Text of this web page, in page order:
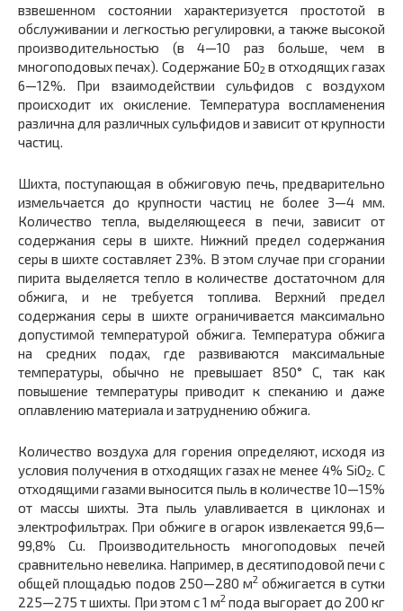
взвешенном состоянии характеризуется простотой в
обслуживании и легкостью регули­ровки, а также высокой
производительностью (в 4—10 раз больше, чем в
многоподовых печах). Содержание Б02 в отходящих газах
6—12%. При взаимодействии сульфидов с воздухом
происходит их окисление. Температура воспламенения
различна для различ­ных сульфидов и зависит от крупности
частиц.
Шихта, поступающая в обжиговую печь, предварительно
из­мельчается до крупности частиц не более 3—4 мм.
Количество тепла, выделяющееся в печи, зависит от
содержания серы в шихте. Нижний предел содержания
серы в шихте составляет 23%. В этом случае при сгорании
пирита выделяется тепло в количестве доста­точном для
обжига, и не требуется топлива. Верхний предел
содержания серы в шихте ограничивается максимально
допусти­мой температурой обжига. Температура обжига
на средних подах, где развиваются максимальные
температуры, обычно не превы­шает 850° С, так как
повышение температуры приводит к спека­нию и даже
оплавлению материала и затруднению обжига.
Количество воздуха для горения определяют, исходя из
усло­вия получения в отходящих газах не менее 4% SiO2 . С
отходящими газами выносится пыль в количестве 10—15%
от массы шихты. Эта пыль улавливается в циклонах и
электрофильтрах. При об­жиге в огарок извлекается 99,6—
99,8% Сu. Производительность многоподовых печей
сравнительно невелика. Например, в десяти­подовой печи с
общей площадью подов 250—280 м2 обжигается в сутки
225—275 т шихты. При этом с 1 м2 пода выгорает до 200 кг